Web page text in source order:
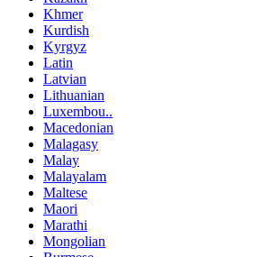
Khmer
Kurdish
Kyrgyz
Latin
Latvian
Lithuanian
Luxembou..
Macedonian
Malagasy
Malay
Malayalam
Maltese
Maori
Marathi
Mongolian